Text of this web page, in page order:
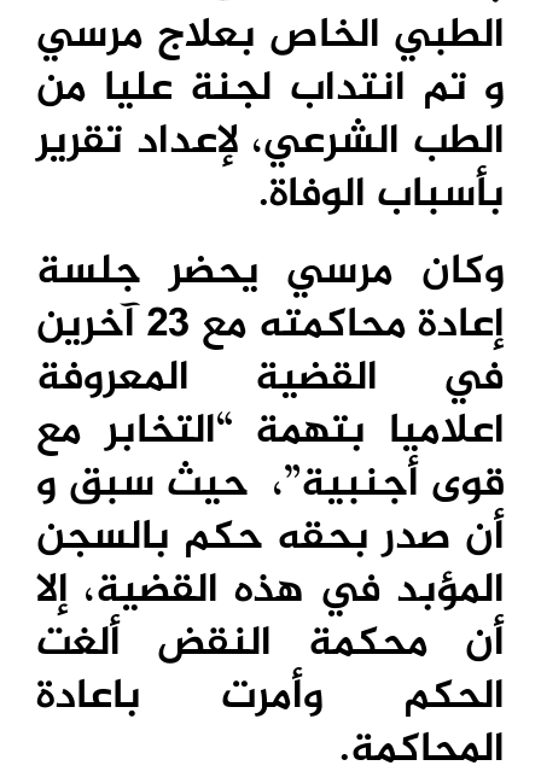
الطبي الخاص بعلاج مرسي
و تم انتداب لجنة عليا من
الطب الشرعي، لإعداد تقرير
بأسباب الوفاة.
وكان مرسي يحضر جلسة
إعادة محاكمته مع 23 آخرين
في القضية المعروفة
اعلاميا بتهمة “التخابر مع
قوى أجنبية”، حيث سبق و
أن صدر بحقه حكم بالسجن
المؤبد في هذه القضية، إلا
أن محكمة النقض ألغت
الحكم وأمرت باعادة
المحاكمة.